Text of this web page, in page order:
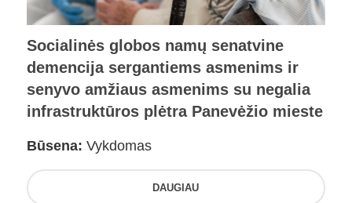
Socialinės globos namų senatvine
demencija sergantiems asmenims ir
senyvo amžiaus asmenims su negalia
infrastruktūros plėtra Panevėžio mieste
Būsena: Vykdomas
DAUGIAU